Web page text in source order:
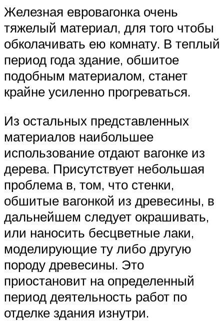
Железная евровагонка очень
тяжелый материал, для того чтобы
обколачивать ею комнату. В теплый
период года здание, обшитое
подобным материалом, станет
крайне усиленно прогреваться.
Из остальных представленных
материалов наибольшее
использование отдают вагонке из
дерева. Присутствует небольшая
проблема в, том, что стенки,
обшитые вагонкой из древесины, в
дальнейшем следует окрашивать,
или наносить бесцветные лаки,
моделирующие ту либо другую
породу древесины. Это
приостановит на определенный
период деятельность работ по
отделке здания изнутри.